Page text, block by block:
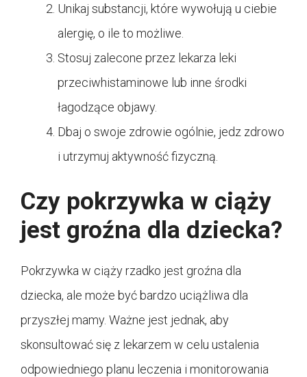
Unikaj substancji, które wywołują u ciebie
alergię, o ile to możliwe.
Stosuj zalecone przez lekarza leki
przeciwhistaminowe lub inne środki
łagodzące objawy.
Dbaj o swoje zdrowie ogólnie, jedz zdrowo
i utrzymuj aktywność fizyczną.
Czy pokrzywka w ciąży
jest groźna dla dziecka?
Pokrzywka w ciąży rzadko jest groźna dla
dziecka, ale może być bardzo uciążliwa dla
przyszłej mamy. Ważne jest jednak, aby
skonsultować się z lekarzem w celu ustalenia
odpowiedniego planu leczenia i monitorowania